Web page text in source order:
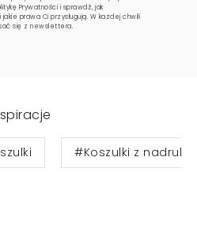
Prywatnościi sprawdź, jak
prawa Ci przysługują. W każdej chwili
się z newslettera.
#Koszulki z